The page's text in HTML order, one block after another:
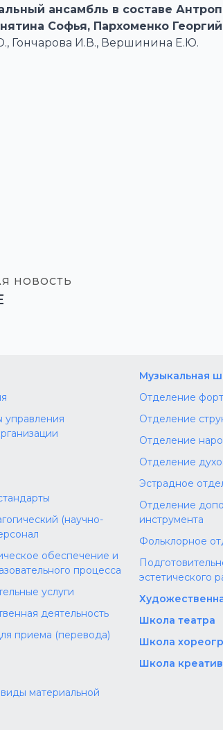
ансамбль в составе
Софья, Пархоменко Георгий
Гончарова И.В., Вершинина Е.Ю.
НОВОСТЬ
управления
(научно-
обеспечение и
процесса
услуги
деятельность
приема (перевода)
материальной
Музыкальная
Отделение
Отделение
Отделение
Отделение
Эстрадное
Отделение
инструмента
Фольклорное
эстетического
Школа‌‌‌‌ театра
Школа
Школа